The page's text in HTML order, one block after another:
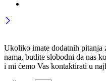
Ukoliko imate dodatnih pitanja
nama, budite slobodni da nas
i mi ćemo Vas kontaktirati u